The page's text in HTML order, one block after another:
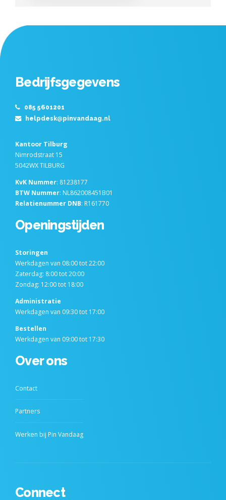
Bedrijfsgegevens
085 5601201
helpdesk@pinvandaag.nl
Kantoor Tilburg
Nimrodstraat 15
5042WX TILBURG
KvK Nummer: 81238177
BTW Nummer: NL862008451B01
Relatienummer DNB: R161770
Openingstijden
Storingen
Werkdagen van 08:00 tot 22:00
Zaterdag: 8:00 tot 20:00
Zondag: 12:00 tot 18:00
Administratie
Werkdagen van 09:30 tot 17:00
Bestellen
Werkdagen van 09:00 tot 17:30
Over ons
Contact
Partners
Werken bij Pin Vandaag
Connect